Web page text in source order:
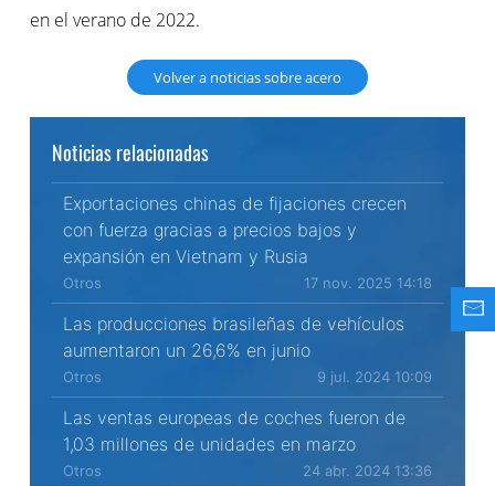
en el verano de 2022.
Volver a noticias sobre acero
Noticias relacionadas
Exportaciones chinas de fijaciones crecen
con fuerza gracias a precios bajos y
expansión en Vietnam y Rusia
Otros 17 nov. 2025 14:18
Las producciones brasileñas de vehículos
aumentaron un 26,6% en junio
Otros 9 jul. 2024 10:09
Las ventas europeas de coches fueron de
1,03 millones de unidades en marzo
Otros 24 abr. 2024 13:36